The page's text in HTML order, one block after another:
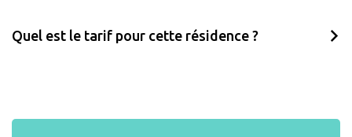
Quel est le tarif pour cette résidence ?